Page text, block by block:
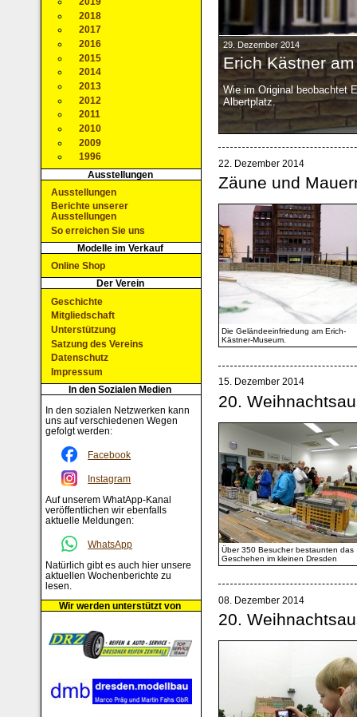
29. Dezember 2014
Erich Kästner
Wie im Original beobachtet
Albertplatz.
22. Dezember 2014
Zäune und
Die Geländeeinfriedung am Erich-
Kästner-Museum.
15. Dezember 2014
20.
Über 350 Besucher bestaunten das
Geschehen im kleinen Dresden
08. Dezember 2014
20.
2018
2017
2016
2015
2014
2013
2012
2011
2010
2009
1996
Ausstellungen
Ausstellungen
Berichte unserer
Ausstellungen
So erreichen Sie uns
Modelle im Verkauf
Online Shop
Der Verein
Geschichte
Mitgliedschaft
Unterstützung
Satzung des Vereins
Datenschutz
Impressum
In den Sozialen Medien
In den sozialen Netzwerken kann
uns auf verschiedenen Wegen
gefolgt werden:
Facebook
Instagram
Auf unserem WhatApp-Kanal
veröffentlichen wir ebenfalls
aktuelle Meldungen:
WhatsApp
Natürlich gibt es auch hier unsere
aktuellen Wochenberichte zu
lesen.
Wir werden unterstützt von